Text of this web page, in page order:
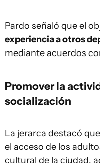
Pardo señaló que el
experiencia a otros
mediante acuerdos
Promover la
socialización
La jerarca destacó
el acceso de los
cultural de la ciudad,